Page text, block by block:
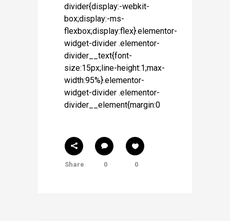
divider{display:-webkit-
box;display:-ms-
flexbox;display:flex}.elementor-
widget-divider .elementor-
divider__text{font-
size:15px;line-height:1;max-
width:95%}.elementor-
widget-divider .elementor-
divider__element{margin:0
Share 0 0